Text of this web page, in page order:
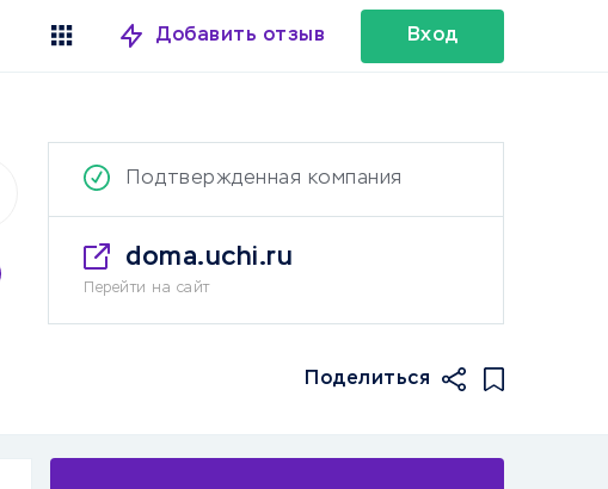
Добавить отзыв Вход
Подтвержденная компания
doma.uchi.ru
Перейти на сайт
Поделиться